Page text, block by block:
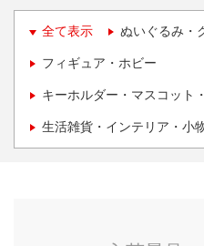
全て表示 ぬいぐるみ・
フィギュア・ホビー
キーホルダー・マスコット
生活雑貨・インテリア・小